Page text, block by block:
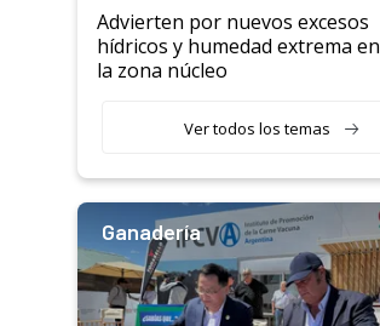
Advierten por nuevos excesos
hídricos y humedad extrema en
la zona núcleo
Ver todos los temas
Ganadería